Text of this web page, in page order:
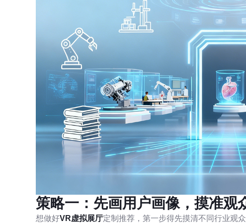
策略一：先画用户画像，摸准观
想做好VR虚拟展厅定制推荐，第一步得先摸清不同行业观